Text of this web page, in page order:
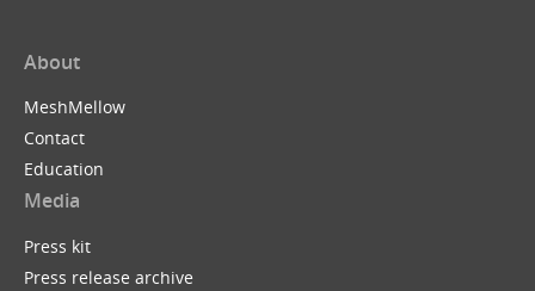
About
MeshMellow
Contact
Education
Media
Press kit
Press release archive